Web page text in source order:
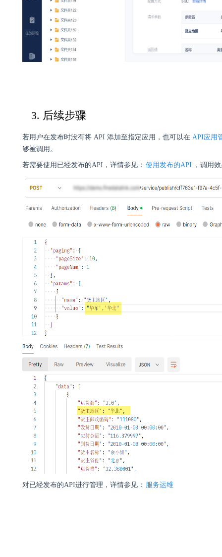
3. 后续步骤
若用户在发布时没有将 API 添加至指定应用，也可以在 API应用
够被调用。
若需要使用已经发布的API，详情参见： 使用发布的API ，调用
对已经发布的API进行管理，详情参见： 服务运维